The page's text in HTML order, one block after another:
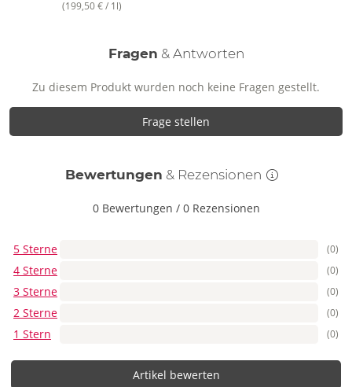
(199,50 € / 1l)
Fragen & Antworten
Zu diesem Produkt wurden noch keine Fragen gestellt.
Frage stellen
Bewertungen & Rezensionen
0 Bewertungen / 0 Rezensionen
5 Sterne (0)
4 Sterne (0)
3 Sterne (0)
2 Sterne (0)
1 Stern (0)
Artikel bewerten